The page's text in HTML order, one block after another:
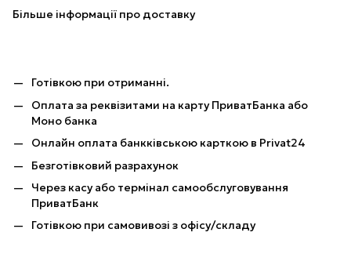
Більше інформації про доставку
Готівкою при отриманні.
Оплата за реквізитами на карту ПриватБанка або
Моно банка
Онлайн оплата банкківською карткою в Privat24
Безготівковий разрахунок
Через касу або термінал самообслуговування
ПриватБанк
Готівкою при самовивозі з офісу/складу